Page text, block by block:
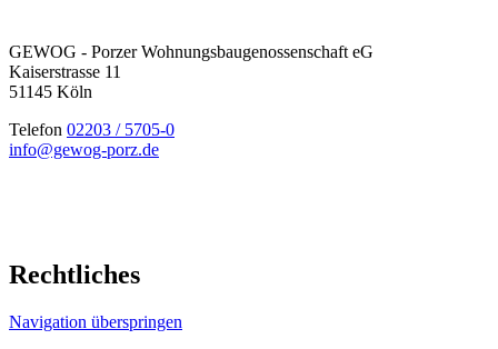
GEWOG - Porzer Wohnungsbau­genossenschaft eG
Kaiserstrasse 11
51145 Köln
Telefon 02203 / 5705-0
info@gewog-porz.de
Rechtliches
Navigation überspringen